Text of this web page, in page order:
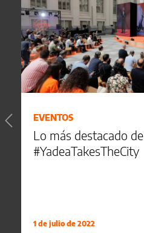
EVENTOS
Lo más destacado de
#YadeaTakesTheCity
1 de julio de 2022